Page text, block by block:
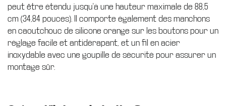
peut être étendu jusqu'à une hauteur maximale de 88,5
cm (34,84 pouces). Il comporte également des manchons
en caoutchouc de silicone orange sur les boutons pour un
réglage facile et antidérapant, et un fil en acier
inoxydable avec une goupille de sécurité pour assurer un
montage sûr.